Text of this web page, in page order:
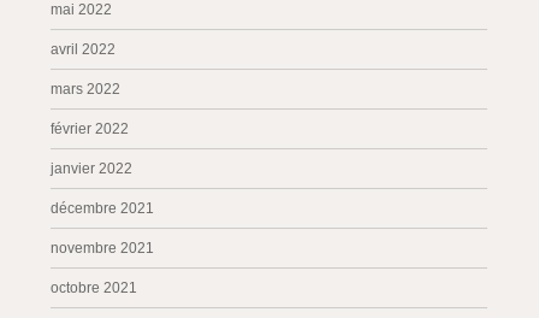
mai 2022
avril 2022
mars 2022
février 2022
janvier 2022
décembre 2021
novembre 2021
octobre 2021